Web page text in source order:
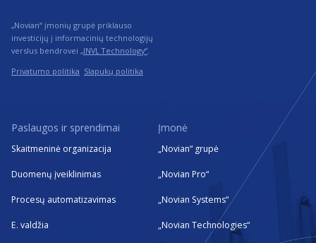
„Novian“ įmonių grupė priklauso
investicijų į informacinių technologijų
verslus bendrovei „INVL Technology“.
Privatumo politika Slapukų politika
Paslaugos ir sprendimai
Skaitmeninė organizacija
Duomenų įveiklinimas
Procesų automatizavimas
E. valdžia
Įmonė
„Novian“ grupė
„Novian Pro“
„Novian Systems“
„Novian Technologies“